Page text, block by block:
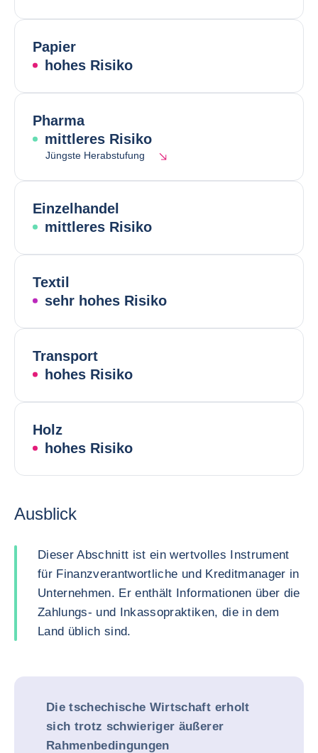
Papier
hohes Risiko
Pharma
mittleres Risiko
Jüngste Herabstufung
Einzelhandel
mittleres Risiko
Textil
sehr hohes Risiko
Transport
hohes Risiko
Holz
hohes Risiko
Ausblick
Dieser Abschnitt ist ein wertvolles Instrument
für Finanzverantwortliche und Kreditmanager in
Unternehmen. Er enthält Informationen über die
Zahlungs- und Inkassopraktiken, die in dem
Land üblich sind.
Die tschechische Wirtschaft erholt
sich trotz schwieriger äußerer
Rahmenbedingungen